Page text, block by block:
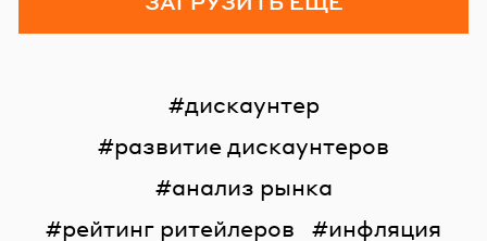
дискаунтер
развитие дискаунтеров
анализ рынка
рейтинг ритейлеров
инфляция